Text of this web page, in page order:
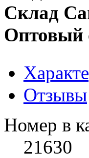
Склад
Оптовый
Отзывы
Номер в
21630